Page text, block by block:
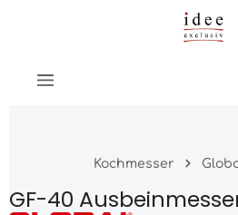
Zum Hauptinhalt springen
Kochmesser
GF-40